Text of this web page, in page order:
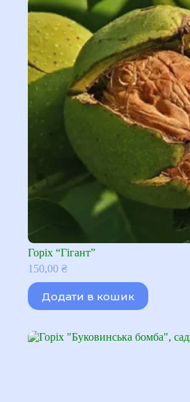
Горіх “Гігант”
150,00 ₴
Додати в кошик